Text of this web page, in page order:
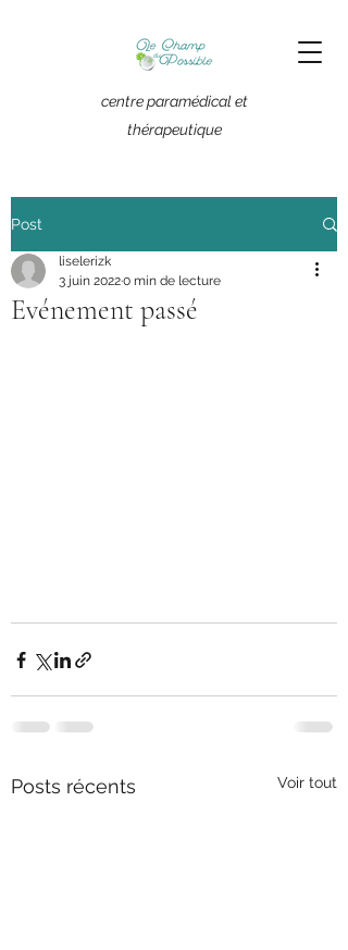
centre paramédical et
thérapeutique
Post
Evénement passé
liselerizk
3 juin 20220 min de lecture
Posts récents Voir tout